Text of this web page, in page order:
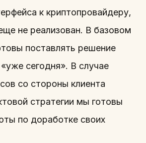
к криптопровайдеру,
не реализован. В базовом
поставлять решение
сегодня». В случае
со стороны клиента
стратегии мы готовы
по доработке своих